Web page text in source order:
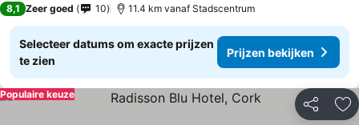
8,1 Zeer goed 10 11.4 km vanaf Stadscentrum
Selecteer datums om exacte prijzen
te zien
Prijzen bekijken
Delen
Populaire keuze